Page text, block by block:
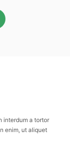
interdum a tortor
enim, ut aliquet